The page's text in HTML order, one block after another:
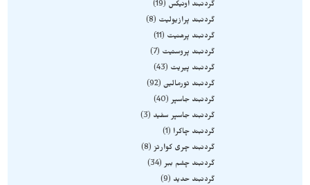
گردنبند اونیکس
19
گردنبند پرازیولیت
8
گردنبند پرهنیت
11
گردنبند پروستیت
7
گردنبند پیریت
43
گردنبند تورمالین 92
گردنبند جاسپر 40
گردنبند جاسپر سفید
3
گردنبند چاکرا
1
گردنبند چری کوارتز 8
گردنبند چشم ببر 34
گردنبند حدید
9